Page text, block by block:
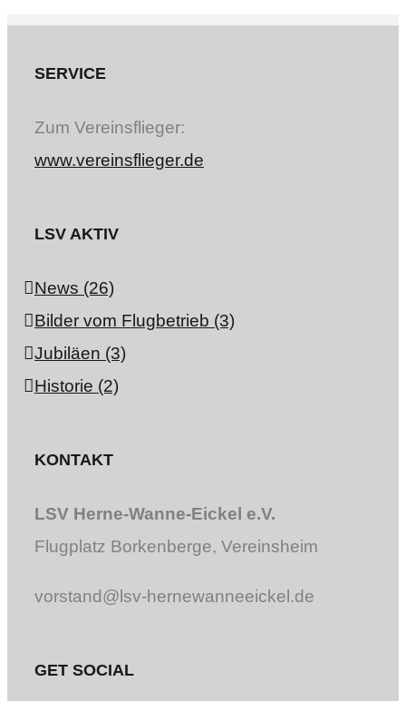
SERVICE
Zum Vereinsflieger:
www.vereinsflieger.de
LSV AKTIV
News (26)
Bilder vom Flugbetrieb (3)
Jubiläen (3)
Historie (2)
KONTAKT
LSV Herne-Wanne-Eickel e.V.
Flugplatz Borkenberge, Vereinsheim
vorstand@lsv-hernewanneeickel.de
GET SOCIAL